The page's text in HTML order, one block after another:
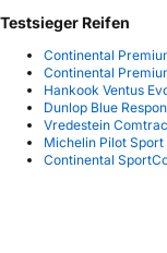
Testsieger Reifen
Continental
Continental
Hankook Ventus
Dunlop Blue
Vredestein
Michelin Pilot
Continental